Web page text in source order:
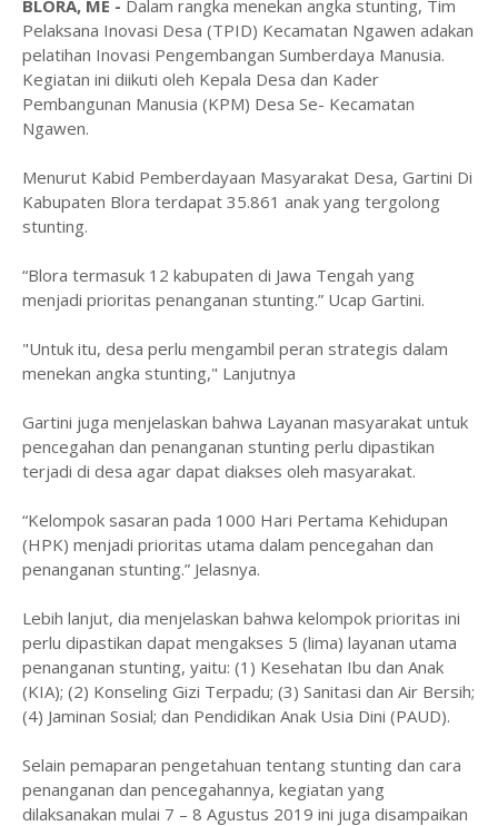
BLORA, ME - Dalam rangka menekan angka stunting, Tim
Pelaksana Inovasi Desa (TPID) Kecamatan Ngawen adakan
pelatihan Inovasi Pengembangan Sumberdaya Manusia.
Kegiatan ini diikuti oleh Kepala Desa dan Kader
Pembangunan Manusia (KPM) Desa Se- Kecamatan
Ngawen.
Menurut Kabid Pemberdayaan Masyarakat Desa, Gartini Di
Kabupaten Blora terdapat 35.861 anak yang tergolong
stunting.
“Blora termasuk 12 kabupaten di Jawa Tengah yang
menjadi prioritas penanganan stunting.” Ucap Gartini.
"Untuk itu, desa perlu mengambil peran strategis dalam
menekan angka stunting," Lanjutnya
Gartini juga menjelaskan bahwa Layanan masyarakat untuk
pencegahan dan penanganan stunting perlu dipastikan
terjadi di desa agar dapat diakses oleh masyarakat.
“Kelompok sasaran pada 1000 Hari Pertama Kehidupan
(HPK) menjadi prioritas utama dalam pencegahan dan
penanganan stunting.” Jelasnya.
Lebih lanjut, dia menjelaskan bahwa kelompok prioritas ini
perlu dipastikan dapat mengakses 5 (lima) layanan utama
penanganan stunting, yaitu: (1) Kesehatan Ibu dan Anak
(KIA); (2) Konseling Gizi Terpadu; (3) Sanitasi dan Air Bersih;
(4) Jaminan Sosial; dan Pendidikan Anak Usia Dini (PAUD).
Selain pemaparan pengetahuan tentang stunting dan cara
penanganan dan pencegahannya, kegiatan yang
dilaksanakan mulai 7 – 8 Agustus 2019 ini juga disampaikan